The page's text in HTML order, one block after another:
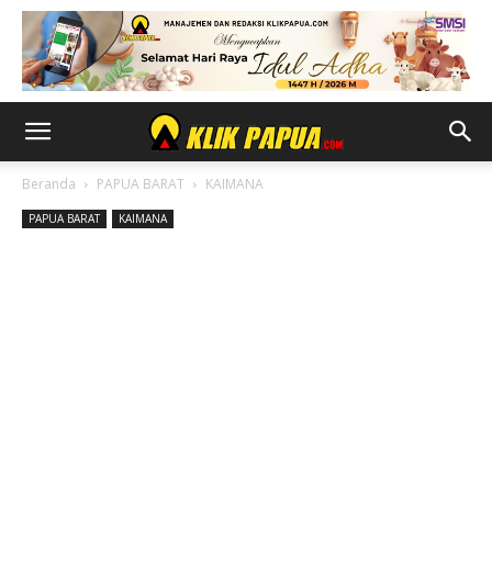
Beranda PAPUA BARAT KAIMANA
PAPUA BARAT KAIMANA